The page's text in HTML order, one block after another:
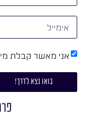
אני מאשר קבלת
בואו נצא לדרך!